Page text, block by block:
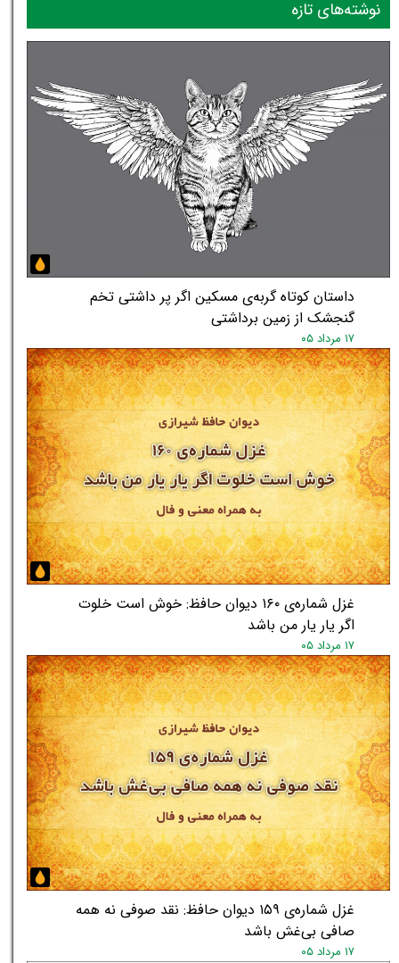
★★
داستان کوتاه گربه‌ی مسکین اگر پر داشتی تخم
گنجشک از زمین برداشتی
۱۷ مرداد ۰۵
غزل شماره‌ی ۱۶۰ دیوان حافظ: خوش است خلوت
اگر یار یار من باشد
۱۷ مرداد ۰۵
غزل شماره‌ی ۱۵۹ دیوان حافظ: نقد صوفی نه همه
صافی بی‌غش باشد
۱۷ مرداد ۰۵
نوشته‌های تازه